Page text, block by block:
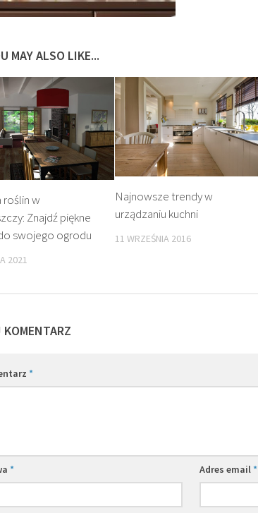
MAY ALSO LIKE...
roślin w
Znajdź piękne
swojego ogrodu
2021
Najnowsze trendy w
urządzaniu kuchni
11 WRZEŚNIA 2016
KOMENTARZ
*
* Adres email*